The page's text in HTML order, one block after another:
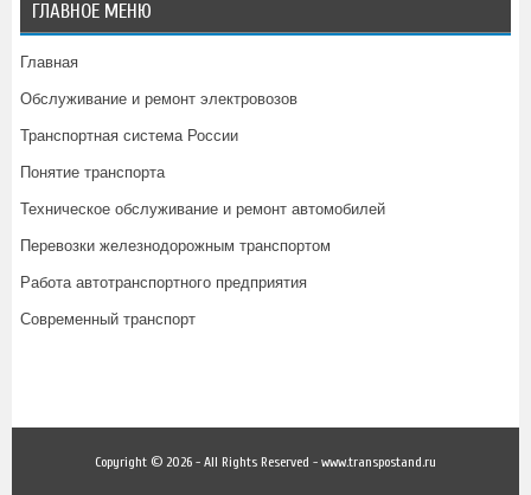
ГЛАВНОЕ МЕНЮ
Главная
Обслуживание и ремонт электровозов
Транспортная система России
Понятие транспорта
Техническое обслуживание и ремонт автомобилей
Перевозки железнодорожным транспортом
Работа автотранспортного предприятия
Современный транспорт
Copyright © 2026 - All Rights Reserved - www.transpostand.ru